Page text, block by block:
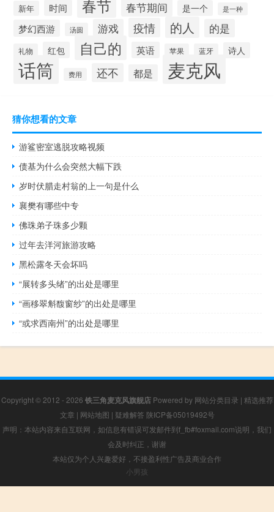
新年 时间 春节 春节期间 是一个 是一种
梦幻西游 汤圆 游戏 疫情 的人 的是
礼物 红包 自己的 英语 苹果 蓝牙 诗人
话筒 费用 还不 都是 麦克风
猜你想看的文章
游鲨密室逃脱攻略视频
债基为什么会突然大幅下跌
岁时伏腊走村翁的上一句是什么
襄樊有哪些中专
佛珠弟子珠多少颗
过年去洋河旅游攻略
黑松露冬天会坏吗
“展转多头绪”的出处是哪里
“画移翠斛馥窗纱”的出处是哪里
“或求西南州”的出处是哪里
Copyright © 2012 - 2026 铁三角麦克风旗舰店Powered by 网站分类目录 | 精选推荐
文章 | 网站地图 | 疑难解答 陕ICP备05019492号
声明：本站内容来自互联网，如信息有错误可发邮件到f_fb#foxmail.com说明，我们
会及时纠正，谢谢
本站仅为个人兴趣爱好，不接盈利性广告及商业合作
小男孩